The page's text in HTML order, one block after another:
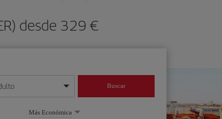
desde 329 €
mes/año
Buscar
Más Económica